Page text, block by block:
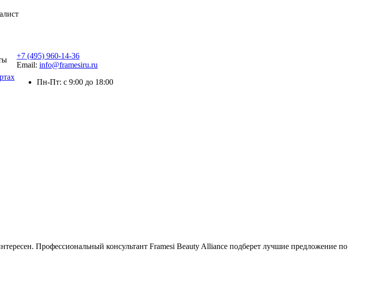
+7 (495) 960-14-36
Email: info@framesiru.ru
Пн-Пт: с 9:00 до 18:00
Профессиональный консультант Framesi Beauty Alliance подберет лучшие предложение по